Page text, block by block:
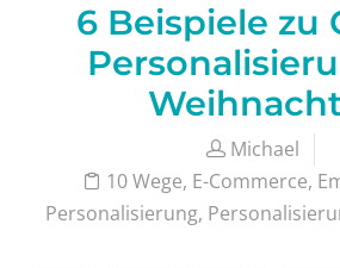
6 Beispiele zu
Michael
10 Wege, E-Commerce,
Personalisierung,